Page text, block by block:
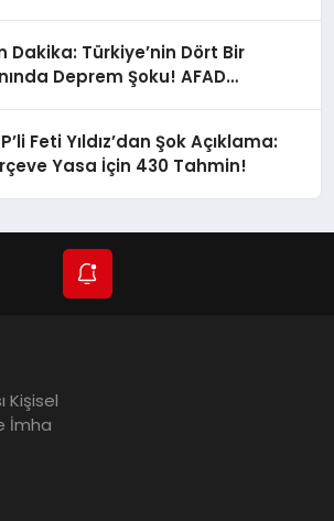
Dakika: Türkiye’nin Dört Bir
Deprem Şoku! AFAD
Feti Yıldız’dan Şok Açıklama:
Yasa İçin 430 Tahmin!
Kişisel
İmha